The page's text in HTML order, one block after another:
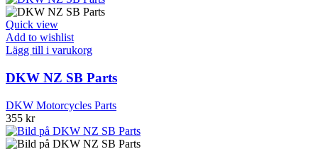
Quick view
Add to wishlist
Lägg till i varukorg
DKW NZ SB Parts
DKW Motorcycles Parts
355 kr